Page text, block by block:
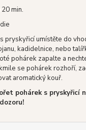
20 min.
pryskyřicí umístěte do
kadidelnice, nebo
pohárek zapalte a
se pohárek rozhoří,
aromatický kouř.
pohárek s pryskyřicí